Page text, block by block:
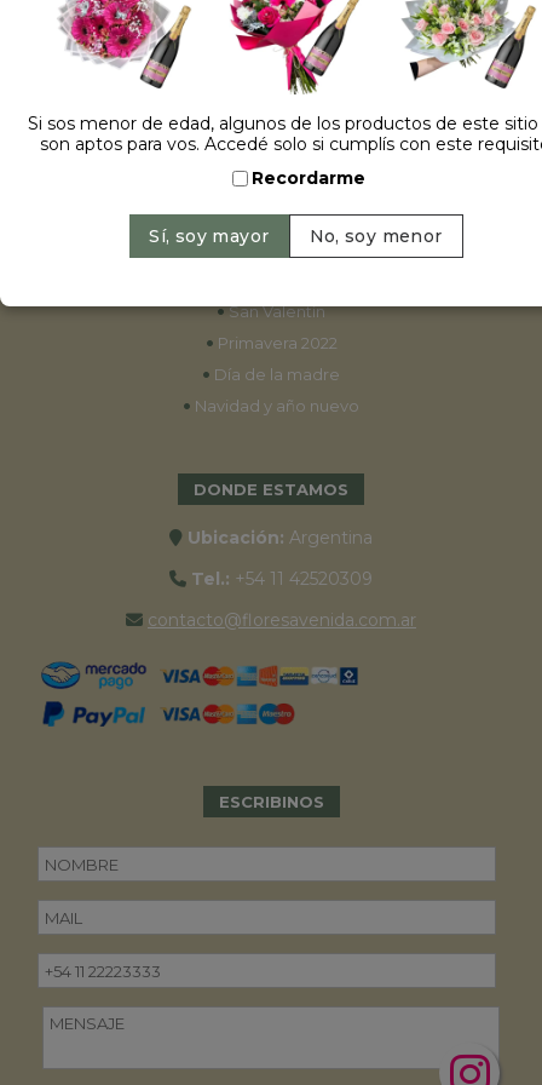
ESPECIALES
•Cumpleaños
•15 años
• Bodas
•Aniversarios
•Graduaciones
•San Valentín
• Primavera 2022
• Día de la madre
• Navidad y año nuevo
DONDE ESTAMOS
Ubicación: Argentina
Tel.: +54 11 42520309
contacto@floresavenida.com.ar
ESCRIBINOS
Si sos menor de edad, algunos de los productos de este
son aptos para vos. Accedé solo si cumplís con este
Recordarme